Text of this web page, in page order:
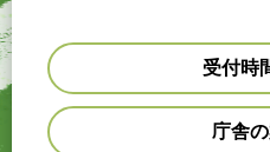
受付時
庁舎